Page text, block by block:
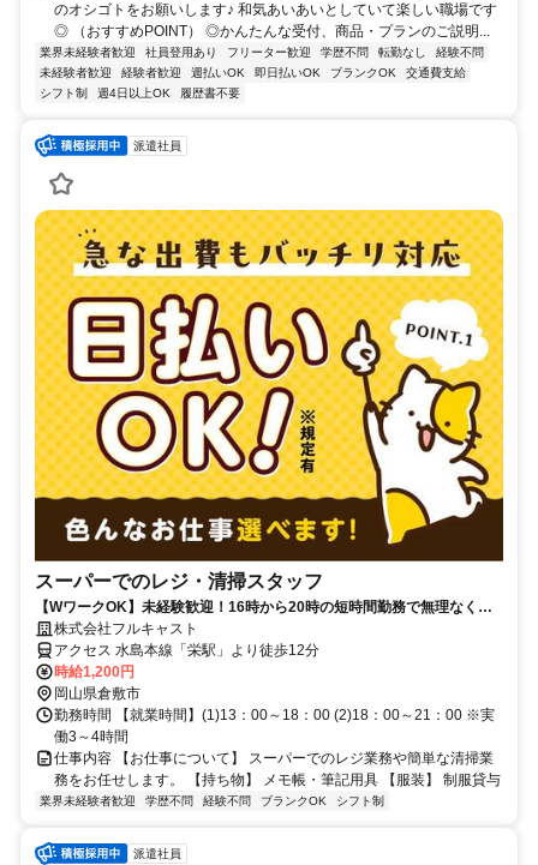
のオシゴトをお願いします♪ 和気あいあいとしていて楽しい職場です
◎ （おすすめPOINT） ◎かんたんな受付、商品・プランのご説明...
業界未経験者歓迎 社員登用あり フリーター歓迎 学歴不問 転勤なし
経験不問
未経験者歓迎
経験者歓迎 週払いOK 即日払いOK ブランクOK
交通費支給
シフト制
週4日以上OK 履歴書不要
派遣社員
スーパーでのレジ・清掃スタッフ
【WワークOK】未経験歓迎！16時から20時の短時間勤務で無理なく働
ける。倉敷市北畝でアクセスも抜群！
株式会社フルキャスト
アクセス 水島本線「栄駅」より徒歩12分
時給1,200円
岡山県倉敷市
勤務時間 【就業時間】(1)13：00～18：00 (2)18：00～21：00 ※実
働3～4時間
仕事内容 【お仕事について】 スーパーでのレジ業務や簡単な清掃業
務をお任せします。 【持ち物】 メモ帳・筆記用具 【服装】 制服貸与
業界未経験者歓迎 学歴不問 経験不問 ブランクOK シフト制
派遣社員